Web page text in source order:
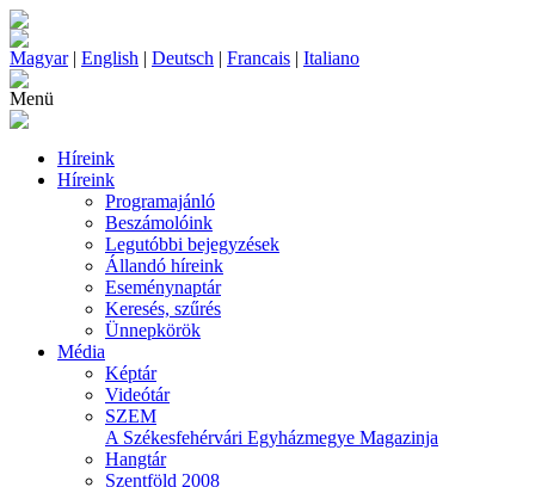
Magyar| English | Deutsch | Francais | Italiano
Menü
Híreink
Híreink
Programajánló
Beszámolóink
Legutóbbi bejegyzések
Állandó híreink
Eseménynaptár
Keresés, szűrés
Ünnepkörök
Média
Képtár
Videótár
SZEM
A Székesfehérvári Egyházmegye Magazinja
Hangtár
Szentföld 2008